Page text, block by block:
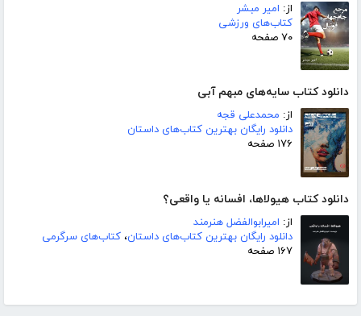
از: امیر مبشر
کتاب‌های ورزشی
۷۰ صفحه
دانلود کتاب سایه‌های مبهم آبی
از: محمدعلی قجه
دانلود رایگان بهترین کتاب‌های داستان
۱۷۶ صفحه
دانلود کتاب هیولاها، افسانه یا واقعی؟
از: امیرابوالفضل هنرمند
دانلود رایگان بهترین کتاب‌های داستان، کتاب‌های سرگرمی
۱۶۷ صفحه